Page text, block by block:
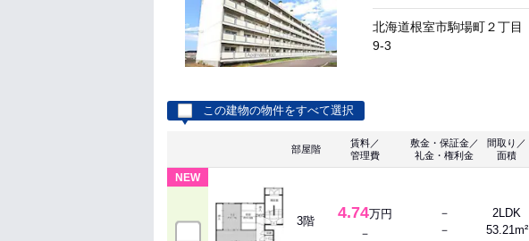
北海道根室市駒場町２丁目
9-3
この建物の物件をすべて選択
部屋階
賃料／
管理費
敷金・保証金／
礼金・権利金
間取り／
面積
NEW
3階 4.74万円
－
－
－
2LDK
53.21m²